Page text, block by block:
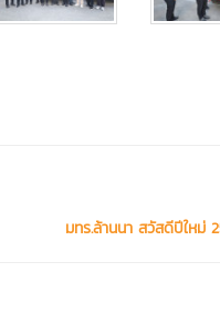
มทร.ล้านนา สวัสดีปีใหม่